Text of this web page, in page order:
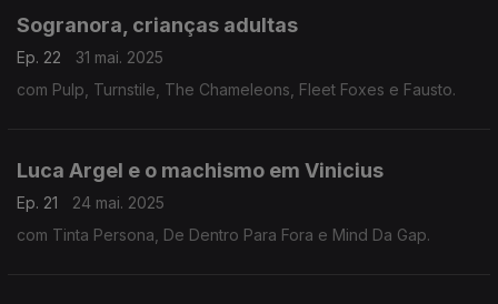
Sogranora, crianças adultas
Ep. 22
31 mai. 2025
com Pulp, Turnstile, The Chameleons, Fleet Foxes e Fausto.
Luca Argel e o machismo em Vinicius
Ep. 21
24 mai. 2025
com Tinta Persona, De Dentro Para Fora e Mind Da Gap.